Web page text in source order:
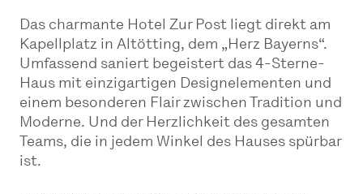
Das charmante Hotel Zur Post liegt direkt am
Kapellplatz in Altötting, dem „Herz Bayerns“.
Umfassend saniert begeistert das 4-Sterne-
Haus mit einzigartigen Designelementen und
einem besonderen Flair zwischen Tradition und
Moderne. Und der Herzlichkeit des gesamten
Teams, die in jedem Winkel des Hauses spürbar
ist.